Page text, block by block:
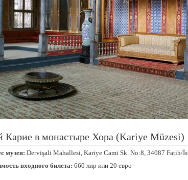
Карие в монастыре Хора (Kariye Müzesi)
музея: Dervişali Mahallesi, Kariye Cami Sk. No:8, 34087 Fatih/
входного билета:660 лир или 20 евро